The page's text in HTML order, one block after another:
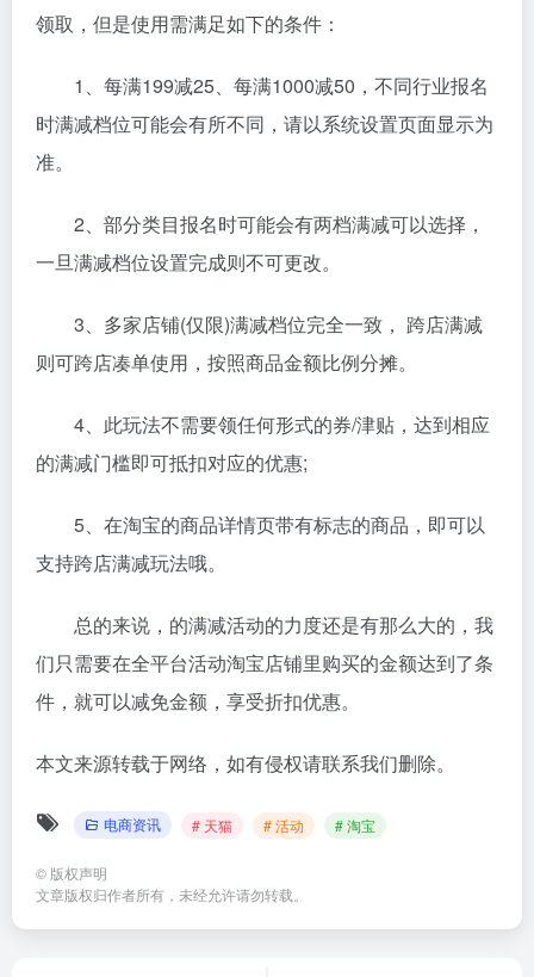
领取，但是使用需满足如下的条件：
1、每满199减25、每满1000减50，不同行业报名
时满减档位可能会有所不同，请以系统设置页面显示为
准。
2、部分类目报名时可能会有两档满减可以选择，
一旦满减档位设置完成则不可更改。
3、多家店铺(仅限)满减档位完全一致， 跨店满减
则可跨店凑单使用，按照商品金额比例分摊。
4、此玩法不需要领任何形式的券/津贴，达到相应
的满减门槛即可抵扣对应的优惠;
5、在淘宝的商品详情页带有标志的商品，即可以
支持跨店满减玩法哦。
总的来说，的满减活动的力度还是有那么大的，我
们只需要在全平台活动淘宝店铺里购买的金额达到了条
件，就可以减免金额，享受折扣优惠。
本文来源转载于网络，如有侵权请联系我们删除。
电商资讯 # 天猫 # 活动 # 淘宝
© 版权声明
文章版权归作者所有，未经允许请勿转载。